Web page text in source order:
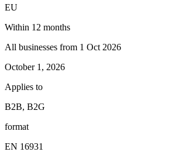
EU
Within 12 months
All businesses from 1 Oct 2026
October 1, 2026
Applies to
B2B, B2G
format
EN 16931